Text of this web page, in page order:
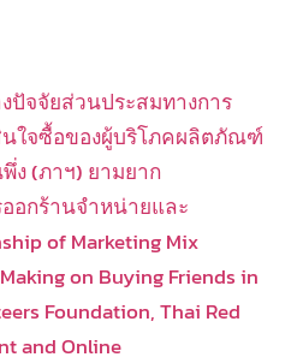
ปัจจัยส่วนประสมทางการ
นใจซื้อของผู้บริโภคผลิตภัณฑ์
ง (ภาฯ) ยามยาก
อกร้านจำหน่ายและ
of Marketing Mix
on Buying Friends in
Foundation, Thai Red
and Online